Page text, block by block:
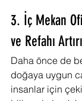
3. İç Mekan
ve Refahı
Daha önce de
doğaya uygun
insanlar için